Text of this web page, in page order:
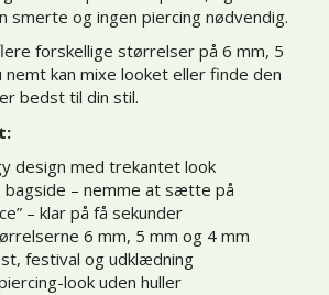
smerte og ingen piercing nødvendig.
forskellige størrelser på 6 mm, 5
nemt kan mixe looket eller finde den
bedst til din stil.
design med trekantet look
bagside – nemme at sætte på
– klar på få sekunder
6 mm, 5 mm og 4 mm
festival og udklædning
look uden huller